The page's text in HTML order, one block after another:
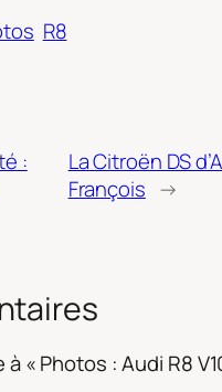
R8
:
La Citroën DS
François →
« Photos : Audi R8